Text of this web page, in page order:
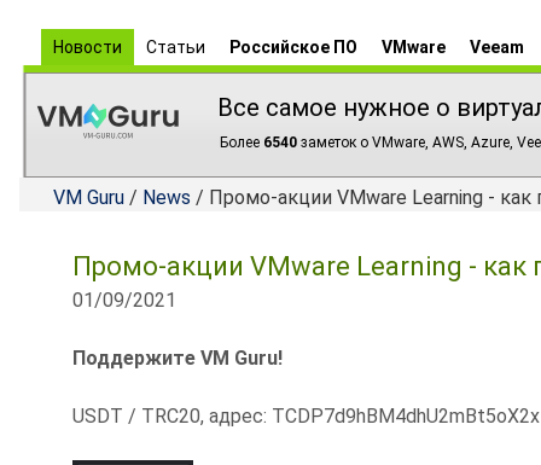
Новости Статьи Российское ПО VMware Veeam
Все самое нужное о
Более 6540 заметок о VMware, AWS, Azure,
VM Guru / News / Промо-акции VMware Learning -
Промо-акции VMware Learning - как
01/09/2021
Поддержите VM Guru!
USDT / TRC20, адрес: